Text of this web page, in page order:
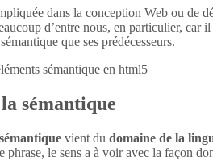
dans la conception Web ou de
d’entre nous, en particulier, car
que ses prédécesseurs.
sémantique en html5
sémantique
sémantique vient du domaine de la
phrase, le sens a à voir avec la façon